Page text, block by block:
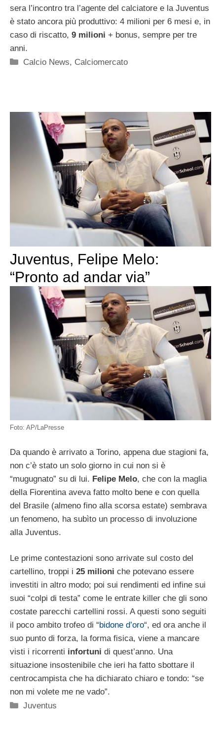
sera l’incontro tra l’agente del calciatore e la Juventus
è stato ancora più produttivo: 4 milioni per 6 mesi e, in
caso di riscatto, 9 milioni + bonus, sempre per tre
anni.
Categorie
Calcio News, Calciomercato
Juventus, Felipe Melo:
“Pronto ad andar via”
Foto: AP/LaPresse
Da quando è arrivato a Torino, appena due stagioni fa,
non c’è stato un solo giorno in cui non si è
“mugugnato” su di lui. Felipe Melo, che con la maglia
della Fiorentina aveva fatto molto bene e con quella
del Brasile (almeno fino alla scorsa estate) sembrava
un fenomeno, ha subìto un processo di involuzione
alla Juventus.
Le prime contestazioni sono arrivate sul costo del
cartellino, troppi i 25 milioni che potevano essere
investiti in altro modo; poi sui rendimenti ed infine sui
suoi “colpi di testa” come le entrate killer che gli sono
costate parecchi cartellini rossi. A questi sono seguiti
il poco ambito trofeo di “bidone d’oro“, ed ora anche il
suo punto di forza, la forma fisica, viene a mancare
visti i ricorrenti infortuni di quest’anno. Una
situazione insostenibile che ieri ha fatto sbottare il
centrocampista che ha dichiarato chiaro e tondo: “se
non mi volete me ne vado”.
Categorie
Juventus